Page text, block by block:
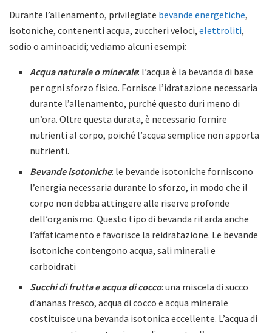
Durante l’allenamento, privilegiate bevande energetiche,
isotoniche, contenenti acqua, zuccheri veloci, elettroliti,
sodio o aminoacidi; vediamo alcuni esempi:
Acqua naturale o minerale: l’acqua è la bevanda di base
per ogni sforzo fisico. Fornisce l’idratazione necessaria
durante l’allenamento, purché questo duri meno di
un’ora. Oltre questa durata, è necessario fornire
nutrienti al corpo, poiché l’acqua semplice non apporta
nutrienti.
Bevande isotoniche: le bevande isotoniche forniscono
l’energia necessaria durante lo sforzo, in modo che il
corpo non debba attingere alle riserve profonde
dell’organismo. Questo tipo di bevanda ritarda anche
l’affaticamento e favorisce la reidratazione. Le bevande
isotoniche contengono acqua, sali minerali e
carboidrati
Succhi di frutta e acqua di cocco: una miscela di succo
d’ananas fresco, acqua di cocco e acqua minerale
costituisce una bevanda isotonica eccellente. L’acqua di